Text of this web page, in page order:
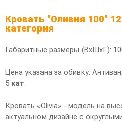
Кровать "Оливия 100"
категория
Габаритные размеры (ВхШхГ):
Цена указана за обивку:
5 кат.
Кровать «Olivia» - модель на
актуальном дизайне с